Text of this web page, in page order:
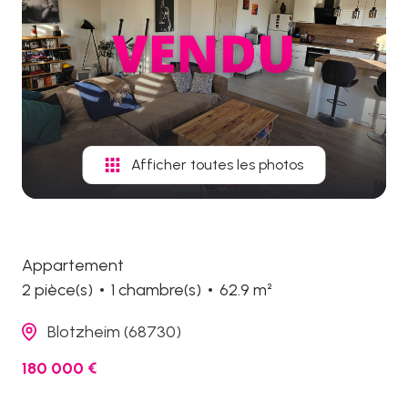
Afficher toutes les photos
Appartement
2 pièce(s)
1 chambre(s) 62.9 m²
Blotzheim (68730)
180 000 €